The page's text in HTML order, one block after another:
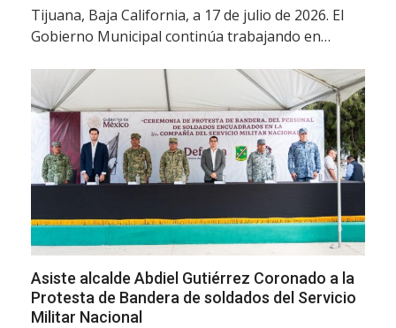
Tijuana, Baja California, a 17 de julio de 2026. El
Gobierno Municipal continúa trabajando en…
Asiste alcalde Abdiel Gutiérrez Coronado a la
Protesta de Bandera de soldados del Servicio
Militar Nacional